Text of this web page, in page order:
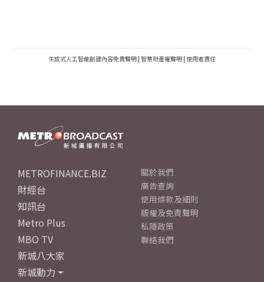
生成式人工智能創建內容免責聲明 | 智慧財產權聲明 | 使用者責任
METROFINANCE.BIZ
財經台
知訊台
Metro Plus
MBO TV
新城八大家
新城動力
關於我們
廣告查詢
使用條款及細則
版權及免責聲明
私隱政策
聯絡我們